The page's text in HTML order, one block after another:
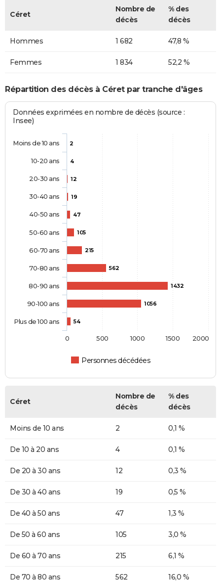
Céret
Nombre de
décès
% des
décès
Hommes 1 682 47,8 %
Femmes 1 834 52,2 %
Répartition des décès à Céret par tranche d'âges
Données exprimées en nombre de décès (source :
Insee)
2
4
12
19
47
105
215
562
1432
1056
54
Personnes décédées
Moins de 10 ans
10-20 ans
20-30 ans
30-40 ans
40-50 ans
50-60 ans
60-70 ans
70-80 ans
80-90 ans
90-100 ans
Plus de 100 ans
0 500 1000 1500 2000
Céret
Nombre de
décès
% des
décès
Moins de 10 ans 2 0,1 %
De 10 à 20 ans 4 0,1 %
De 20 à 30 ans 12 0,3 %
De 30 à 40 ans 19 0,5 %
De 40 à 50 ans 47 1,3 %
De 50 à 60 ans 105 3,0 %
De 60 à 70 ans 215 6,1 %
De 70 à 80 ans 562 16,0 %